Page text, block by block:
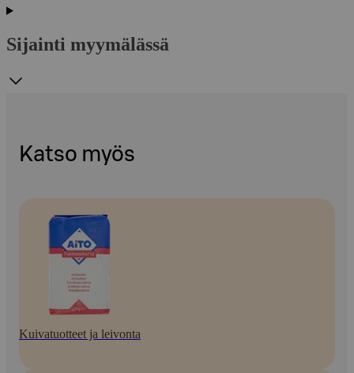
Sijainti myymälässä
Katso myös
Kuivatuotteet ja leivonta